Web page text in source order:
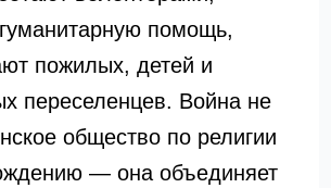
помощь,
пожилых, детей и
переселенцев. Война не
общество по религии
— она объединяет